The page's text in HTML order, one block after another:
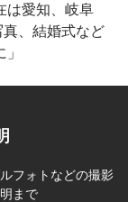
は愛知、岐阜
、結婚式など
フォトなどの撮影
まで